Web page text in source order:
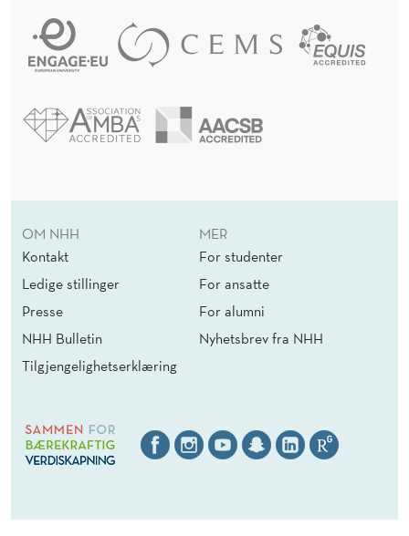
OM NHH
Kontakt
Ledige stillinger
Presse
NHH Bulletin
Tilgjengelighetserklæring
MER
For studenter
For ansatte
For alumni
Nyhetsbrev fra NHH